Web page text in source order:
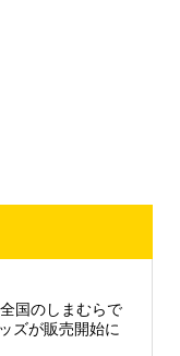
国のしまむらで
ズが販売開始に